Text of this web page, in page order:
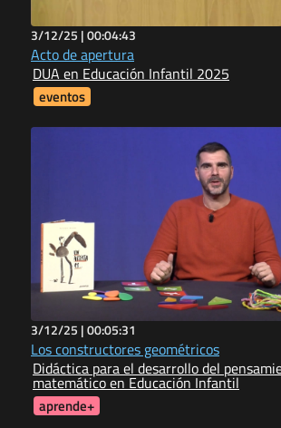
3/12/25 |00:04:43
Acto de apertura
DUA en Educación Infantil 2025
eventos
3/12/25 |00:05:31
Los constructores geométricos
Didáctica para el desarrollo del
matemático en Educación Infantil
aprende+